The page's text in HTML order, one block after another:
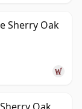
Sherry Oak